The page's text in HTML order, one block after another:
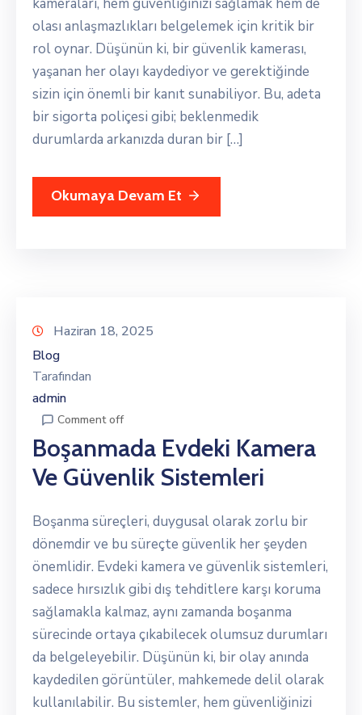
olası anlaşmazlıkları belgelemek için kritik bir
rol oynar. Düşünün ki, bir güvenlik kamerası,
yaşanan her olayı kaydediyor ve gerektiğinde
sizin için önemli bir kanıt sunabiliyor. Bu, adeta
bir sigorta poliçesi gibi; beklenmedik
durumlarda arkanızda duran bir […]
Okumaya Devam Et
Haziran 18, 2025
Blog
Tarafından
admin
Comment off
Boşanmada Evdeki Kamera
Ve Güvenlik Sistemleri
Boşanma süreçleri, duygusal olarak zorlu bir
dönemdir ve bu süreçte güvenlik her şeyden
önemlidir. Evdeki kamera ve güvenlik sistemleri,
sadece hırsızlık gibi dış tehditlere karşı koruma
sağlamakla kalmaz, aynı zamanda boşanma
sürecinde ortaya çıkabilecek olumsuz durumları
da belgeleyebilir. Düşünün ki, bir olay anında
kaydedilen görüntüler, mahkemede delil olarak
kullanılabilir. Bu sistemler, hem güvenliğinizi